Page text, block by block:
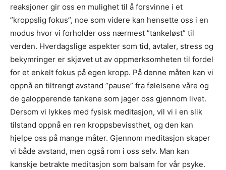
reaksjoner gir oss en mulighet til å forsvinne i et
”kroppslig fokus”, noe som videre kan hensette oss i en
modus hvor vi forholder oss nærmest ”tankeløst” til
verden. Hverdagslige aspekter som tid, avtaler, stress og
bekymringer er skjøvet ut av oppmerksomheten til fordel
for et enkelt fokus på egen kropp. På denne måten kan vi
oppnå en tiltrengt avstand ”pause” fra følelsene våre og
de galopperende tankene som jager oss gjennom livet.
Dersom vi lykkes med fysisk meditasjon, vil vi i en slik
tilstand oppnå en ren kroppsbevissthet, og den kan
hjelpe oss på mange måter. Gjennom meditasjon skaper
vi både avstand, men også rom i oss selv. Man kan
kanskje betrakte meditasjon som balsam for vår psyke.